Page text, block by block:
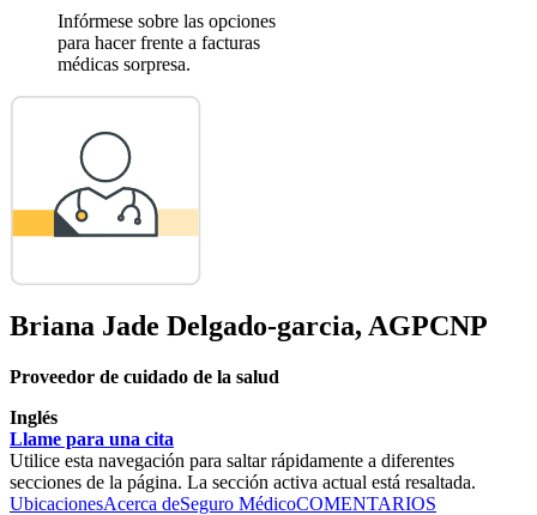
Infórmese sobre las opciones
para hacer frente a facturas
médicas sorpresa.
Briana Jade Delgado-garcia, AGPCNP
Proveedor de cuidado de la salud
Inglés
Llame para una cita
Utilice esta navegación para saltar rápidamente a diferentes
secciones de la página. La sección activa actual está resaltada.
UbicacionesAcerca deSeguro MédicoCOMENTARIOS